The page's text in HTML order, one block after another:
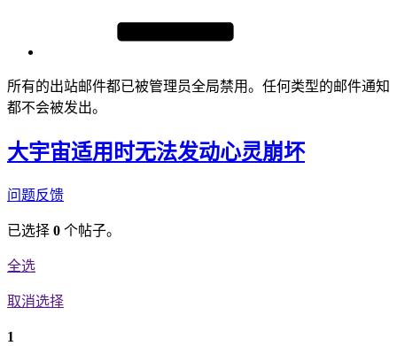
所有的出站邮件都已被管理员全局禁用。任何类型的邮件通知
都不会被发出。
大宇宙适用时无法发动心灵崩坏
问题反馈
已选择 0 个帖子。
全选
取消选择
1